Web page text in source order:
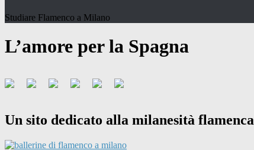
Studiare Flamenco a Milano
L’amore per la Spagna
Un sito dedicato alla milanesità flamenca